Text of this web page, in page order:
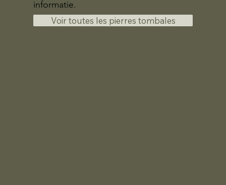
informatie.
Voir toutes les pierres tombales